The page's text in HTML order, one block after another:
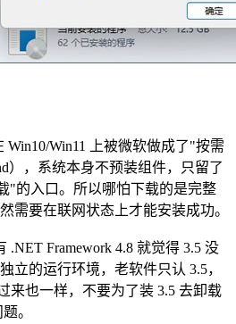
Win10/Win11 上被微软做成了"按需
），系统本身不预装组件，只留了
"的入口。所以哪怕下载的是完整
需要在联网状态上才能安装成功。
.NET Framework 4.8 就觉得 3.5 没
立的运行环境，老软件只认 3.5，
来也一样，不要为了装 3.5 去卸载
。